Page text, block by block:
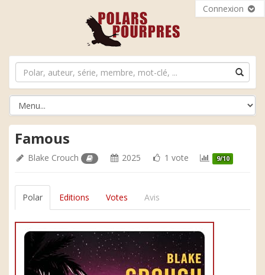
Connexion
Famous
Blake Crouch 2025 1 vote 9/10
Polar Editions Votes Avis